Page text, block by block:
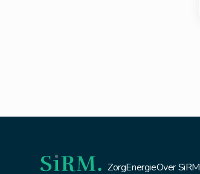
ZorgEnergieOver SiRM